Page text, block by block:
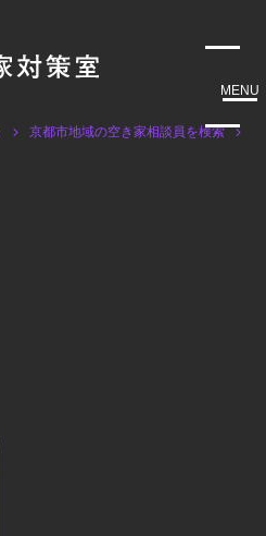
MENU
京都市地域の空き家相談員を検索